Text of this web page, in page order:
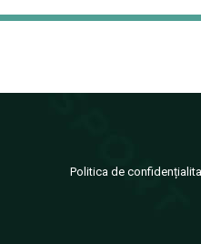
Politica de